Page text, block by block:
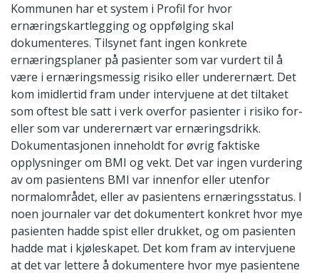
Kommunen har et system i Profil for hvor
ernæringskartlegging og oppfølging skal
dokumenteres. Tilsynet fant ingen konkrete
ernæringsplaner på pasienter som var vurdert til å
være i ernæringsmessig risiko eller underernært. Det
kom imidlertid fram under intervjuene at det tiltaket
som oftest ble satt i verk overfor pasienter i risiko for-
eller som var underernært var ernæringsdrikk.
Dokumentasjonen inneholdt for øvrig faktiske
opplysninger om BMI og vekt. Det var ingen vurdering
av om pasientens BMI var innenfor eller utenfor
normalområdet, eller av pasientens ernæringsstatus. I
noen journaler var det dokumentert konkret hvor mye
pasienten hadde spist eller drukket, og om pasienten
hadde mat i kjøleskapet. Det kom fram av intervjuene
at det var lettere å dokumentere hvor mye pasientene